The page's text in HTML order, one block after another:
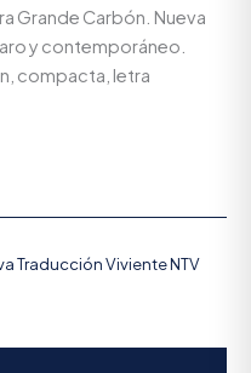
Grande Carbón. Nueva
y contemporáneo.
compacta, letra
Traducción Viviente NTV